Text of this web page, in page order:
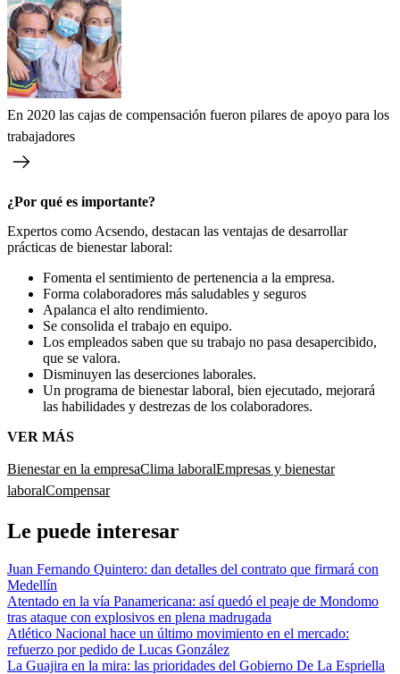
En 2020 las cajas de compensación fueron pilares de apoyo para los
trabajadores
¿Por qué es importante?
Expertos como Acsendo, destacan las ventajas de desarrollar
prácticas de bienestar laboral:
Fomenta el sentimiento de pertenencia a la empresa.
Forma colaboradores más saludables y seguros
Apalanca el alto rendimiento.
Se consolida el trabajo en equipo.
Los empleados saben que su trabajo no pasa desapercibido,
que se valora.
Disminuyen las deserciones laborales.
Un programa de bienestar laboral, bien ejecutado, mejorará
las habilidades y destrezas de los colaboradores.
VER MÁS
Bienestar en la empresaClima laboralEmpresas y bienestar
laboralCompensar
Le puede interesar
Juan Fernando Quintero: dan detalles del contrato que firmará con
Medellín
Atentado en la vía Panamericana: así quedó el peaje de Mondomo
tras ataque con explosivos en plena madrugada
Atlético Nacional hace un último movimiento en el mercado:
refuerzo por pedido de Lucas González
La Guajira en la mira: las prioridades del Gobierno De La Espriella